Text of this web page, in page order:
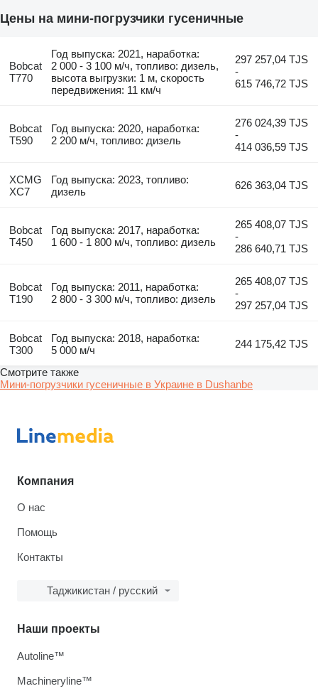
Цены на мини-погрузчики гусеничные
Bobcat
T770
Год выпуска: 2021, наработка:
2 000 - 3 100 м/ч, топливо: дизель,
высота выгрузки: 1 м, скорость
передвижения: 11 км/ч
297 257,04 TJS
-
615 746,72 TJS
Bobcat
T590
Год выпуска: 2020, наработка:
2 200 м/ч, топливо: дизель
276 024,39 TJS
-
414 036,59 TJS
XCMG
XC7
Год выпуска: 2023, топливо:
дизель
626 363,04 TJS
Bobcat
T450
Год выпуска: 2017, наработка:
1 600 - 1 800 м/ч, топливо: дизель
265 408,07 TJS
-
286 640,71 TJS
Bobcat
T190
Год выпуска: 2011, наработка:
2 800 - 3 300 м/ч, топливо: дизель
265 408,07 TJS
-
297 257,04 TJS
Bobcat
T300
Год выпуска: 2018, наработка:
5 000 м/ч
244 175,42 TJS
Смотрите также
Мини-погрузчики гусеничные в Украине в Dushanbe
Компания
О нас
Помощь
Контакты
Таджикистан / русский
Наши проекты
Autoline™
Machineryline™